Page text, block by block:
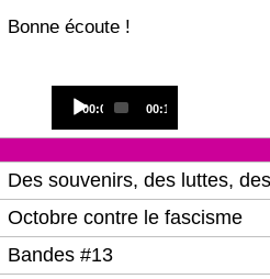
Bonne écoute !
Player
Current
00:00
Total
00:16
Des souvenirs, des luttes,
Octobre contre le fascisme
Bandes #13